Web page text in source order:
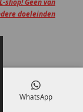
shop! Geen van
doeleinden
WhatsApp